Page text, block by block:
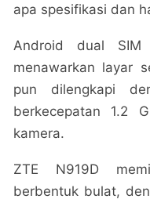
apa spesifikasi dan
Android dual
menawarkan layar
pun dilengkapi
berkecepatan 1.2
kamera.
ZTE N919D
berbentuk bulat,